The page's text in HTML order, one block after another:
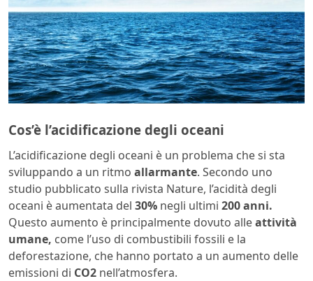
Cos’è l’acidificazione degli oceani
L’acidificazione degli oceani è un problema che si sta
sviluppando a un ritmo allarmante. Secondo uno
studio pubblicato sulla rivista Nature, l’acidità degli
oceani è aumentata del 30% negli ultimi 200 anni.
Questo aumento è principalmente dovuto alleattività
umane, come l’uso di combustibili fossili e la
deforestazione, che hanno portato a un aumento delle
emissioni di CO2 nell’atmosfera.